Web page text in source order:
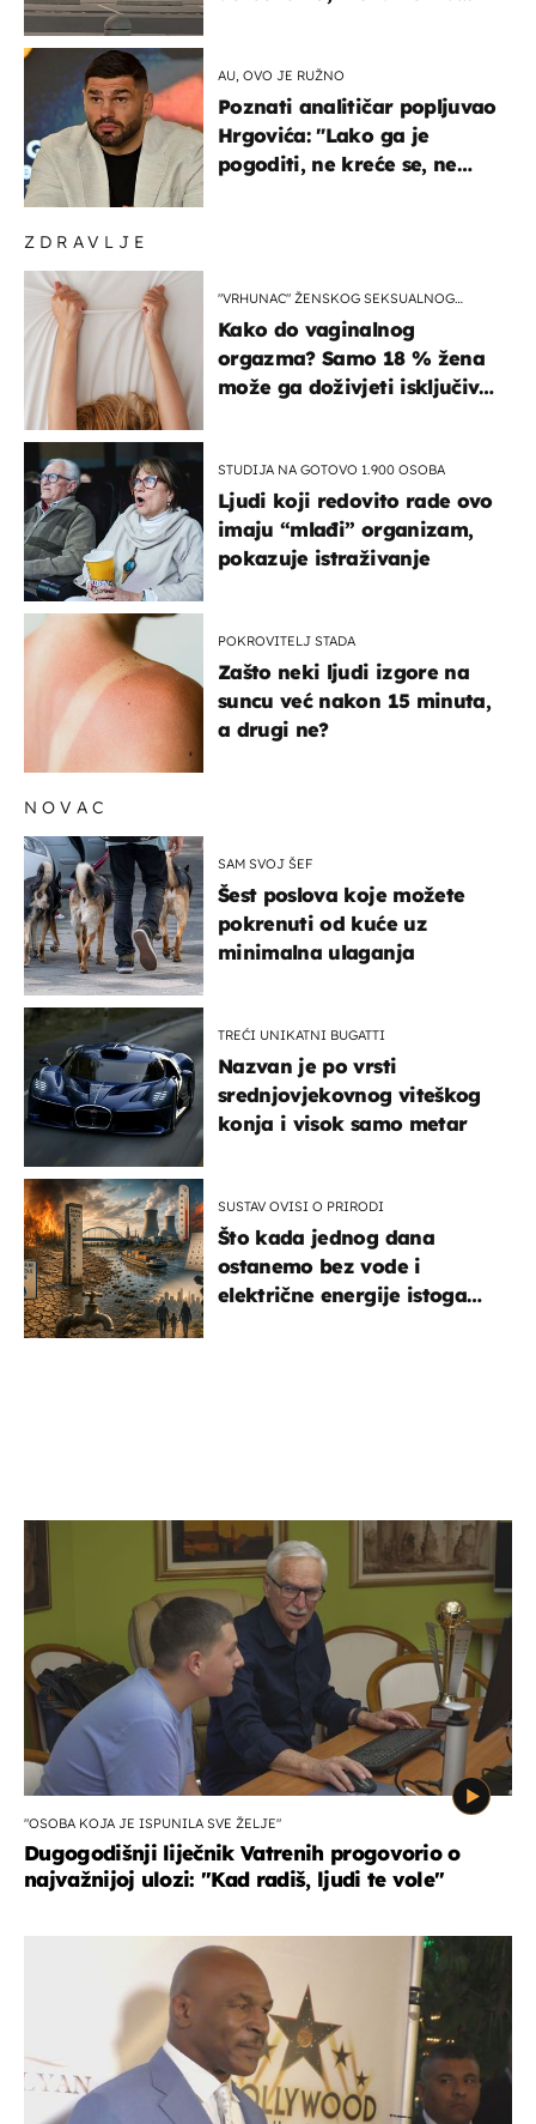
ZDRAVLJE
"VRHUNAC" ŽENSKOG SEKSUALNOG
Kako do vaginalnog
orgazma? Samo 18 % žena
može ga doživjeti isključivo
STUDIJA NA GOTOVO 1.900 OSOBA
Ljudi koji redovito rade ovo
imaju “mlađi” organizam,
pokazuje istraživanje
POKROVITELJ STADA
Zašto neki ljudi izgore na
suncu već nakon 15 minuta,
a drugi ne?
AU, OVO JE RUŽNO
Poznati analitičar popljuvao
Hrgovića: "Lako ga je
pogoditi, ne kreće se, ne
NOVAC
SAM SVOJ ŠEF
Šest poslova koje možete
pokrenuti od kuće uz
minimalna ulaganja
TREĆI UNIKATNI BUGATTI
Nazvan je po vrsti
srednjovjekovnog viteškog
konja i visok samo metar
SUSTAV OVISI O PRIRODI
Što kada jednog dana
ostanemo bez vode i
električne energije istoga
"OSOBA KOJA JE ISPUNILA SVE ŽELJE"
Dugogodišnji liječnik Vatrenih progovorio o
najvažnijoj ulozi: "Kad radiš, ljudi te vole"